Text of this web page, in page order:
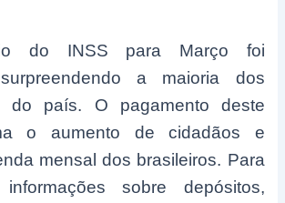
do INSS para Março foi
a maioria dos
do país. O pagamento deste
o aumento de cidadãos e
mensal dos brasileiros. Para
sobre depósitos,